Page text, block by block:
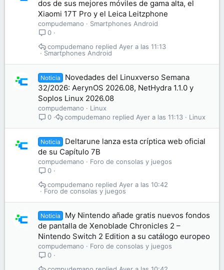
dos de sus mejores móviles de gama alta, el
Xiaomi 17T Pro y el Leica Leitzphone
compudemano
Smartphones Android
0
Smartphones Android
Ayer a las 11:13
compudemano
Noticia
Novedades del Linuxverso Semana
32/2026: AerynOS 2026.08, NetHydra 1.1.0 y
Soplos Linux 2026.08
compudemano
Linux
0
Linux
Ayer a las 11:13
compudemano
Noticia
Deltarune lanza esta críptica web oficial
de su Capítulo 7B
compudemano
Foro de consolas y juegos
0
Foro de consolas y juegos
Ayer a las 10:42
compudemano
Noticia
My Nintendo añade gratis nuevos fondos
de pantalla de Xenoblade Chronicles 2 –
Nintendo Switch 2 Edition a su catálogo europeo
compudemano
Foro de consolas y juegos
0